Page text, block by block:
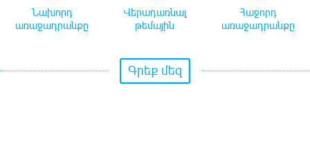
Նախորդ
առաջադրանքը
Վերադառնալ
թեմային
Հաջորդ
առաջադրանքը
Գրեք մեզ